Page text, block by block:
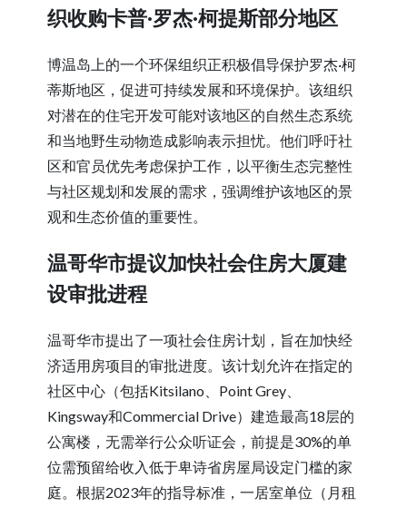
织收购卡普·罗杰·柯提斯部分地区
博温岛上的一个环保组织正积极倡导保护罗杰·柯
蒂斯地区，促进可持续发展和环境保护。该组织
对潜在的住宅开发可能对该地区的自然生态系统
和当地野生动物造成影响表示担忧。他们呼吁社
区和官员优先考虑保护工作，以平衡生态完整性
与社区规划和发展的需求，强调维护该地区的景
观和生态价值的重要性。
温哥华市提议加快社会住房大厦建
设审批进程
温哥华市提出了一项社会住房计划，旨在加快经
济适用房项目的审批进度。该计划允许在指定的
社区中心（包括Kitsilano、Point Grey、
Kingsway和Commercial Drive）建造最高18层的
公寓楼，无需举行公众听证会，前提是30%的单
位需预留给收入低于卑诗省房屋局设定门槛的家
庭。根据2023年的指导标准，一居室单位（月租